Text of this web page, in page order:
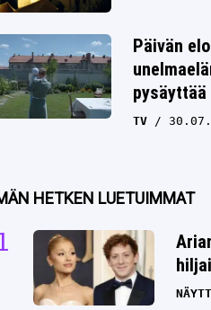
Päivän
pysäyttää
TV
HETKEN LUETUIMMAT